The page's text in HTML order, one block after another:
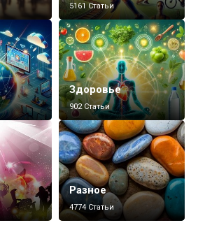
5161 Статьи
Здоровье
902 Статьи
Разное
4774 Статьи